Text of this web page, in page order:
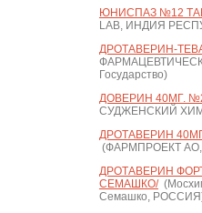
ЮНИСПАЗ №12
LAB, ИНДИЯ
ДРОТАВЕРИН-
Государство)
ДОВЕРИН 40МГ.
СУДЖЕНСКИЙ
ДРОТАВЕРИН
(ФАРМПРОЕКТ
ДРОТАВЕРИН
СЕМАШКО/
Семашко,